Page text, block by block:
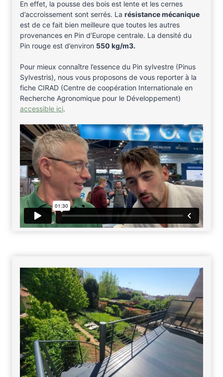
En effet, la pousse des bois est lente et les cernes
d’accroissement sont serrés. La résistance mécanique
est de ce fait bien meilleure que toutes les autres
provenances en Pin d’Europe centrale. La densité du
Pin rouge est d’environ 550 kg/m3.
Pour mieux connaître l’essence du Pin sylvestre (Pinus
Sylvestris), nous vous proposons de vous reporter à la
fiche CIRAD (Centre de coopération Internationale en
Recherche Agronomique pour le Développement)
accessible ici.